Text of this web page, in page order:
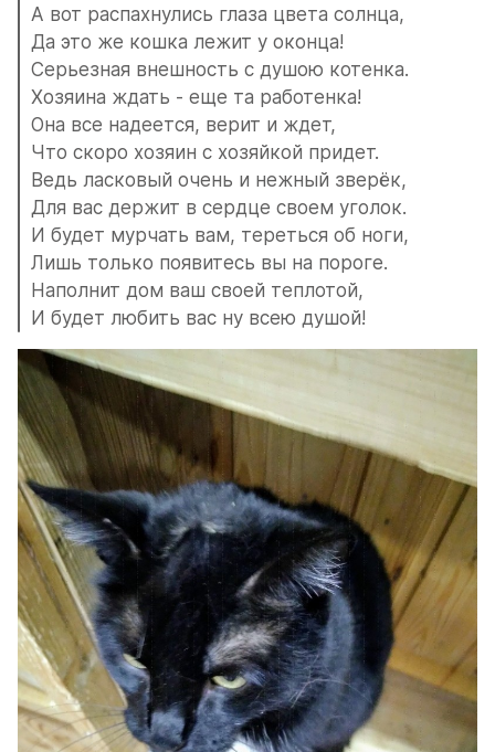
А вот распахнулись глаза цвета солнца,
Да это же кошка лежит у оконца!
Серьезная внешность с душою котенка.
Хозяина ждать - еще та работенка!
Она все надеется, верит и ждет,
Что скоро хозяин с хозяйкой придет.
Ведь ласковый очень и нежный зверёк,
Для вас держит в сердце своем уголок.
И будет мурчать вам, тереться об ноги,
Лишь только появитесь вы на пороге.
Наполнит дом ваш своей теплотой,
И будет любить вас ну всею душой!